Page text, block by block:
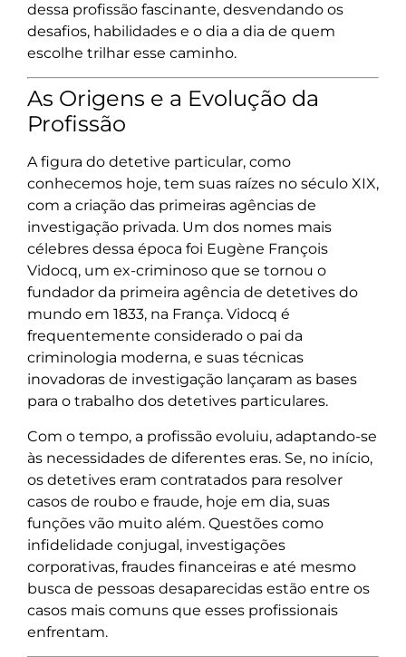
dessa profissão fascinante, desvendando os
desafios, habilidades e o dia a dia de quem
escolhe trilhar esse caminho.
As Origens e a Evolução da
Profissão
A figura do detetive particular, como
conhecemos hoje, tem suas raízes no século XIX,
com a criação das primeiras agências de
investigação privada. Um dos nomes mais
célebres dessa época foi Eugène François
Vidocq, um ex-criminoso que se tornou o
fundador da primeira agência de detetives do
mundo em 1833, na França. Vidocq é
frequentemente considerado o pai da
criminologia moderna, e suas técnicas
inovadoras de investigação lançaram as bases
para o trabalho dos detetives particulares.
Com o tempo, a profissão evoluiu, adaptando-se
às necessidades de diferentes eras. Se, no início,
os detetives eram contratados para resolver
casos de roubo e fraude, hoje em dia, suas
funções vão muito além. Questões como
infidelidade conjugal, investigações
corporativas, fraudes financeiras e até mesmo
busca de pessoas desaparecidas estão entre os
casos mais comuns que esses profissionais
enfrentam.